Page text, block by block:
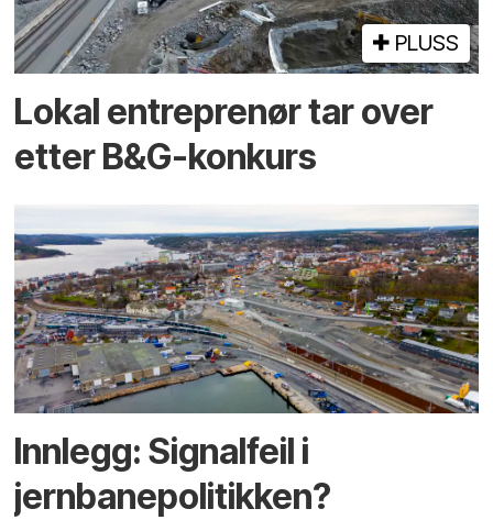
PLUSS
Lokal entreprenør tar over
etter B&G-konkurs
Innlegg: Signalfeil i
jernbanepolitikken?